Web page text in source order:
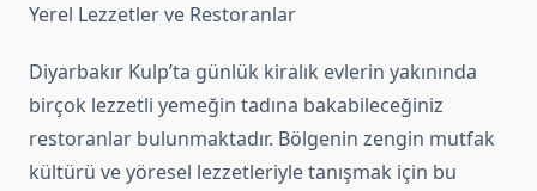
Yerel Lezzetler ve Restoranlar
Diyarbakır Kulp’ta günlük kiralık evlerin yakınında
birçok lezzetli yemeğin tadına bakabileceğiniz
restoranlar bulunmaktadır. Bölgenin zengin mutfak
kültürü ve yöresel lezzetleriyle tanışmak için bu